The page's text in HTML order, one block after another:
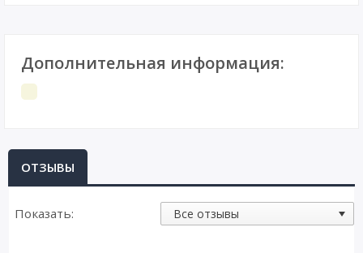
Дополнительная информация:
ОТЗЫВЫ
Показать: